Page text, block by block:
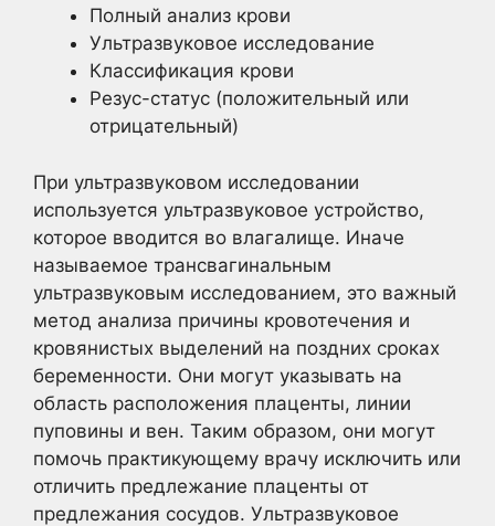
Полный анализ крови
Ультразвуковое исследование
Классификация крови
Резус-статус (положительный или
отрицательный)
При ультразвуковом исследовании
используется ультразвуковое устройство,
которое вводится во влагалище. Иначе
называемое трансвагинальным
ультразвуковым исследованием, это важный
метод анализа причины кровотечения и
кровянистых выделений на поздних сроках
беременности. Они могут указывать на
область расположения плаценты, линии
пуповины и вен. Таким образом, они могут
помочь практикующему врачу исключить или
отличить предлежание плаценты от
предлежания сосудов. Ультразвуковое